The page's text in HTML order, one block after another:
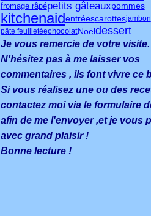
fromage râpépetits gâteauxpommes
kitchenaidentréescarottesjambon
pâte feuilletéechocolatNoëldessert
Je vous remercie de votre visite.
N'hésitez pas à me laisser vos
commentaires , ils font vivre ce
Si vous réalisez une ou des
contactez moi via le formulaire
afin de me l'envoyer ,et je vous
avec grand plaisir !
Bonne lecture !